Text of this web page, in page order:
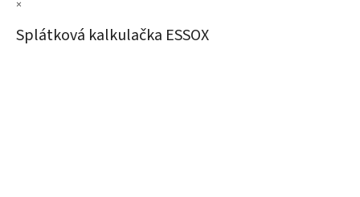
×
Splátková kalkulačka ESSOX